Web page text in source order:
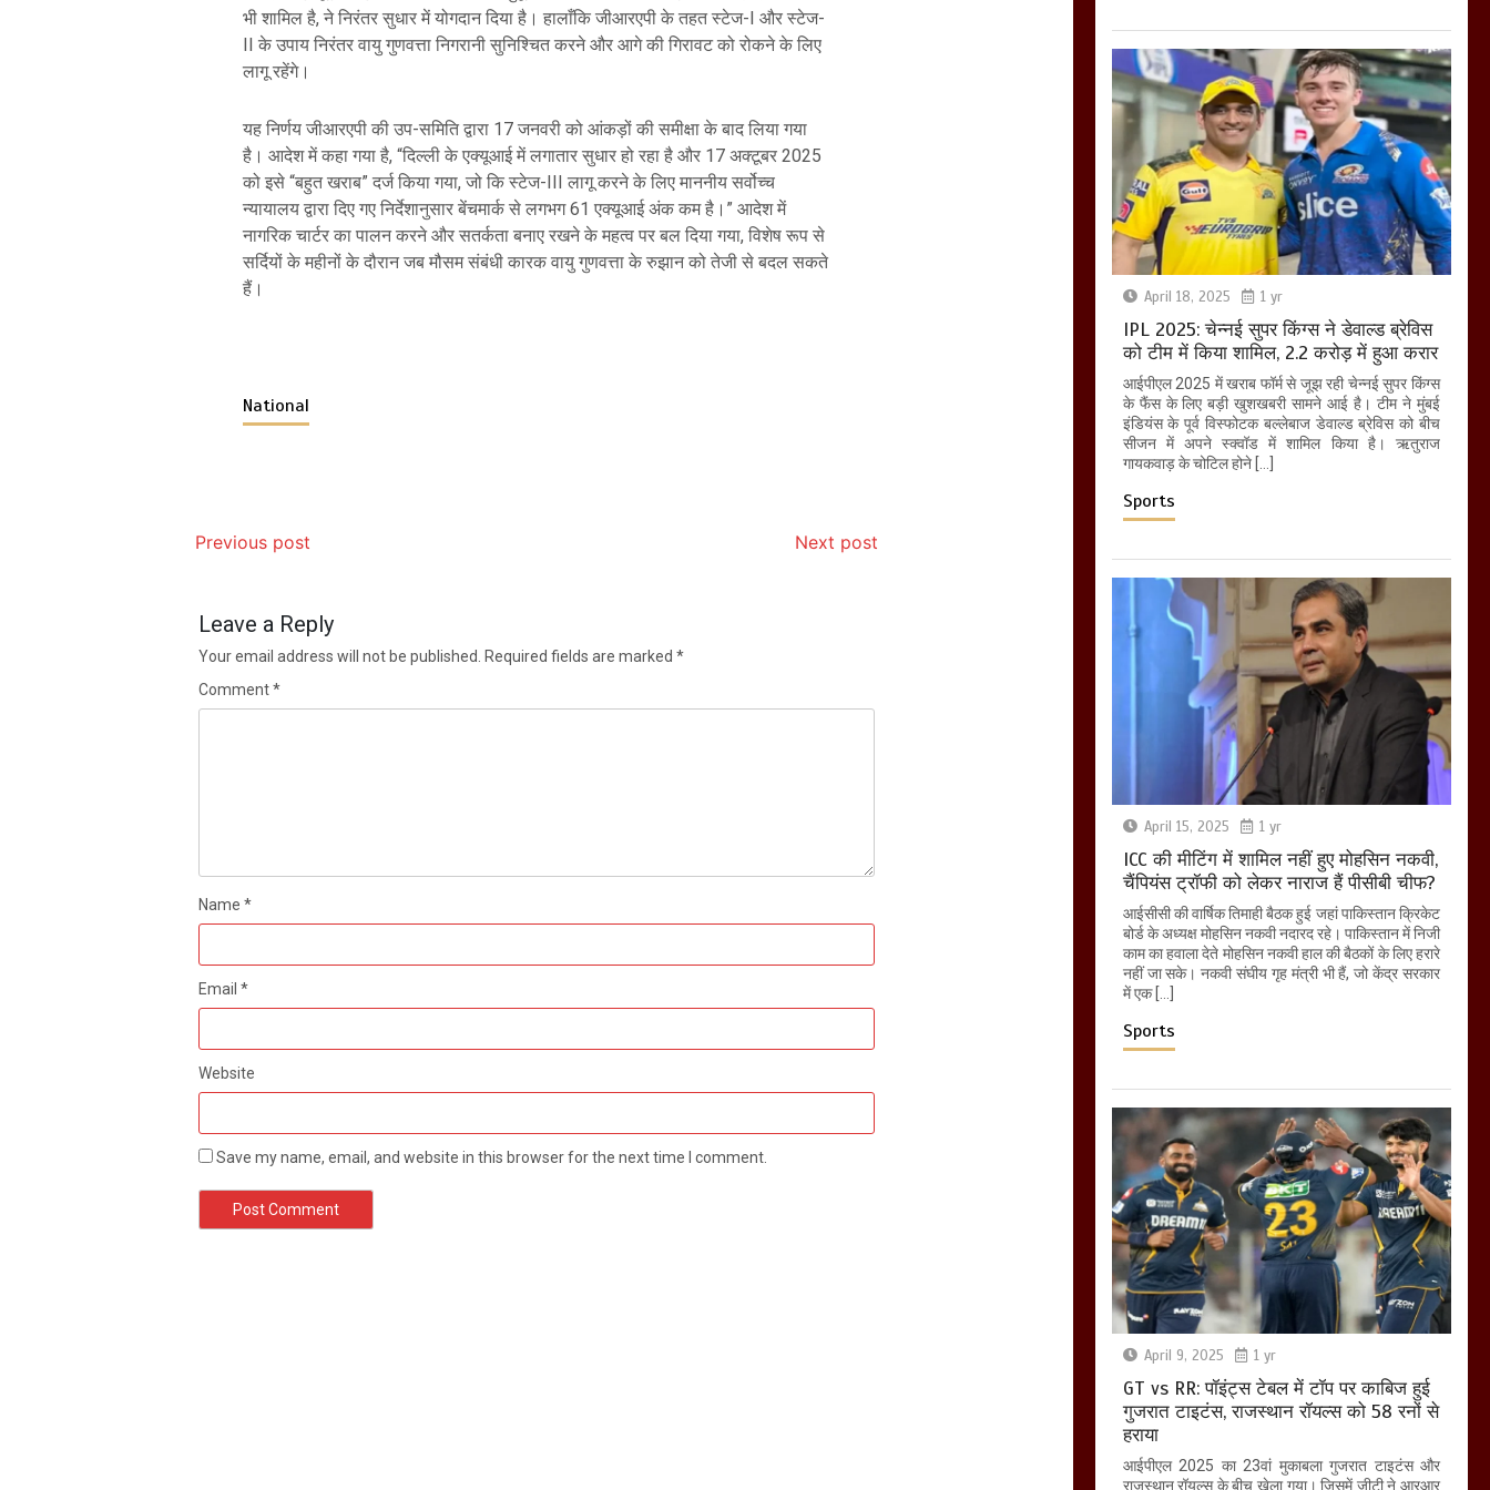
भी शामिल है, ने निरंतर सुधार में योगदान दिया है। हालाँकि जीआरएपी के तहत स्टेज-I और स्टेज-
II के उपाय निरंतर वायु गुणवत्ता निगरानी सुनिश्चित करने और आगे की गिरावट को रोकने के लिए
लागू रहेंगे।
यह निर्णय जीआरएपी की उप-समिति द्वारा 17 जनवरी को आंकड़ों की समीक्षा के बाद लिया गया
है। आदेश में कहा गया है, “दिल्ली के एक्यूआई में लगातार सुधार हो रहा है और 17 अक्टूबर 2025
को इसे “बहुत खराब” दर्ज किया गया, जो कि स्टेज-III लागू करने के लिए माननीय सर्वोच्च
न्यायालय द्वारा दिए गए निर्देशानुसार बेंचमार्क से लगभग 61 एक्यूआई अंक कम है।” आदेश में
नागरिक चार्टर का पालन करने और सतर्कता बनाए रखने के महत्व पर बल दिया गया, विशेष रूप से
सर्दियों के महीनों के दौरान जब मौसम संबंधी कारक वायु गुणवत्ता के रुझान को तेजी से बदल सकते
हैं।
National
Previous post Next post
Leave a Reply
Your email address will not be published. Required fields are marked *
Comment*
Name *
Email *
Website
Save my name, email, and website in this browser for the next time I comment.
April 18, 2025 1 yr
IPL 2025: चेन्नई सुपर किंग्स ने डेवाल्ड ब्रेविस
को टीम में किया शामिल, 2.2 करोड़ में हुआ करार
आईपीएल 2025 में खराब फॉर्म से जूझ रही चेन्नई सुपर किंग्स
के फैंस के लिए बड़ी खुशखबरी सामने आई है। टीम ने मुंबई
इंडियंस के पूर्व विस्फोटक बल्लेबाज डेवाल्ड ब्रेविस को बीच
सीजन में अपने स्क्वॉड में शामिल किया है। ऋतुराज
गायकवाड़ के चोटिल होने […]
Sports
April 15, 2025 1 yr
ICC की मीटिंग में शामिल नहीं हुए मोहसिन नकवी,
चैंपियंस ट्रॉफी को लेकर नाराज हैं पीसीबी चीफ?
आईसीसी की वार्षिक तिमाही बैठक हुई जहां पाकिस्तान क्रिकेट
बोर्ड के अध्यक्ष मोहसिन नकवी नदारद रहे। पाकिस्तान में निजी
काम का हवाला देते मोहसिन नकवी हाल की बैठकों के लिए हरारे
नहीं जा सके। नकवी संघीय गृह मंत्री भी हैं, जो केंद्र सरकार
में एक […]
Sports
April 9, 2025 1 yr
GT vs RR: पॉइंट्स टेबल में टॉप पर काबिज हुई
गुजरात टाइटंस, राजस्थान रॉयल्स को 58 रनों से
हराया
आईपीएल 2025 का 23वां मुकाबला गुजरात टाइटंस और
राजस्थान रॉयल्स के बीच खेला गया। जिसमें जीटी ने आरआर